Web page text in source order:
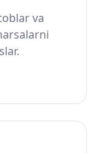
va